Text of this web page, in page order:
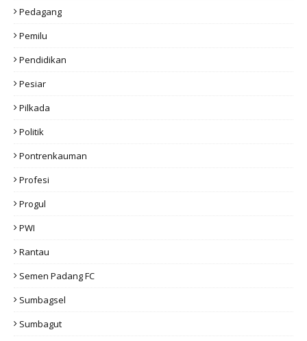
Pedagang
Pemilu
Pendidikan
Pesiar
Pilkada
Politik
Pontrenkauman
Profesi
Progul
PWI
Rantau
Semen Padang FC
Sumbagsel
Sumbagut